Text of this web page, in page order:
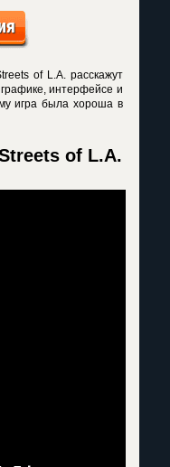
of L.A. расскажут
интерфейсе и
игра была хороша в
of L.A.